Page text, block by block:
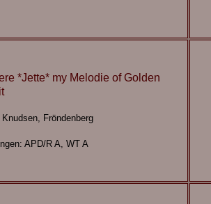
*Jette* my Melodie of Golden
Fröndenberg
APD/R A, WT A